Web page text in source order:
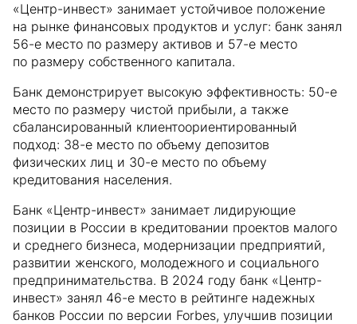
«Центр-инвест» занимает устойчивое положение
на рынке финансовых продуктов и услуг: банк занял
56-е место по размеру активов и 57-е место
по размеру собственного капитала.
Банк демонстрирует высокую эффективность: 50-е
место по размеру чистой прибыли, а также
сбалансированный клиентоориентированный
подход: 38-е место по объему депозитов
физических лиц и 30-е место по объему
кредитования населения.
Банк «Центр-инвест» занимает лидирующие
позиции в России в кредитовании проектов малого
и среднего бизнеса, модернизации предприятий,
развитии женского, молодежного и социального
предпринимательства. В 2024 году банк «Центр-
инвест» занял 46-е место в рейтинге надежных
банков России по версии Forbes, улучшив позиции